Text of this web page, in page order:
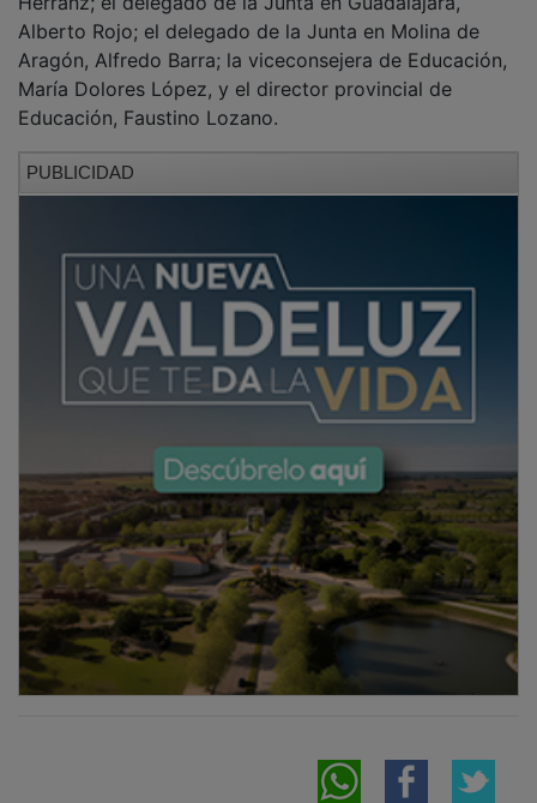
Alberto Rojo; el delegado de la Junta en Molina de
Aragón, Alfredo Barra; la viceconsejera de Educación,
María Dolores López, y el director provincial de
Educación, Faustino Lozano.